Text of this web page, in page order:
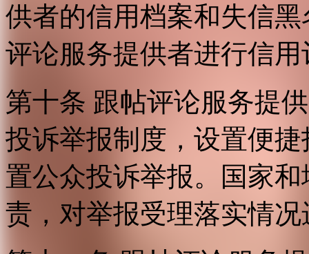
供者的信用档案和失信
评论服务提供者进行信用
第十条 跟帖评论服务提
投诉举报制度，设置便
置公众投诉举报。国家
责，对举报受理落实情